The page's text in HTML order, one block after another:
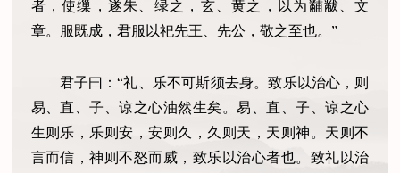
者，使缫，遂朱、绿之，玄、黄之，以为黼黻、文
章。服既成，君服以祀先王、先公，敬之至也。”
君子曰：“礼、乐不可斯须去身。致乐以治心，则
易、直、子、谅之心油然生矣。易、直、子、谅之心
生则乐，乐则安，安则久，久则天，天则神。天则不
言而信，神则不怒而威，致乐以治心者也。致礼以治